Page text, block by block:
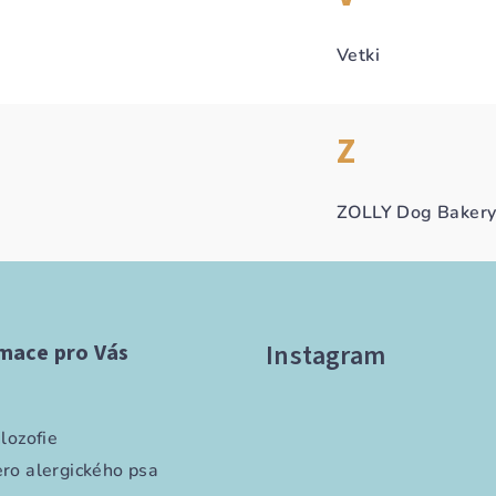
Vetki
Z
ZOLLY Dog Bakery
pro Vás
alergického psa
Instagram